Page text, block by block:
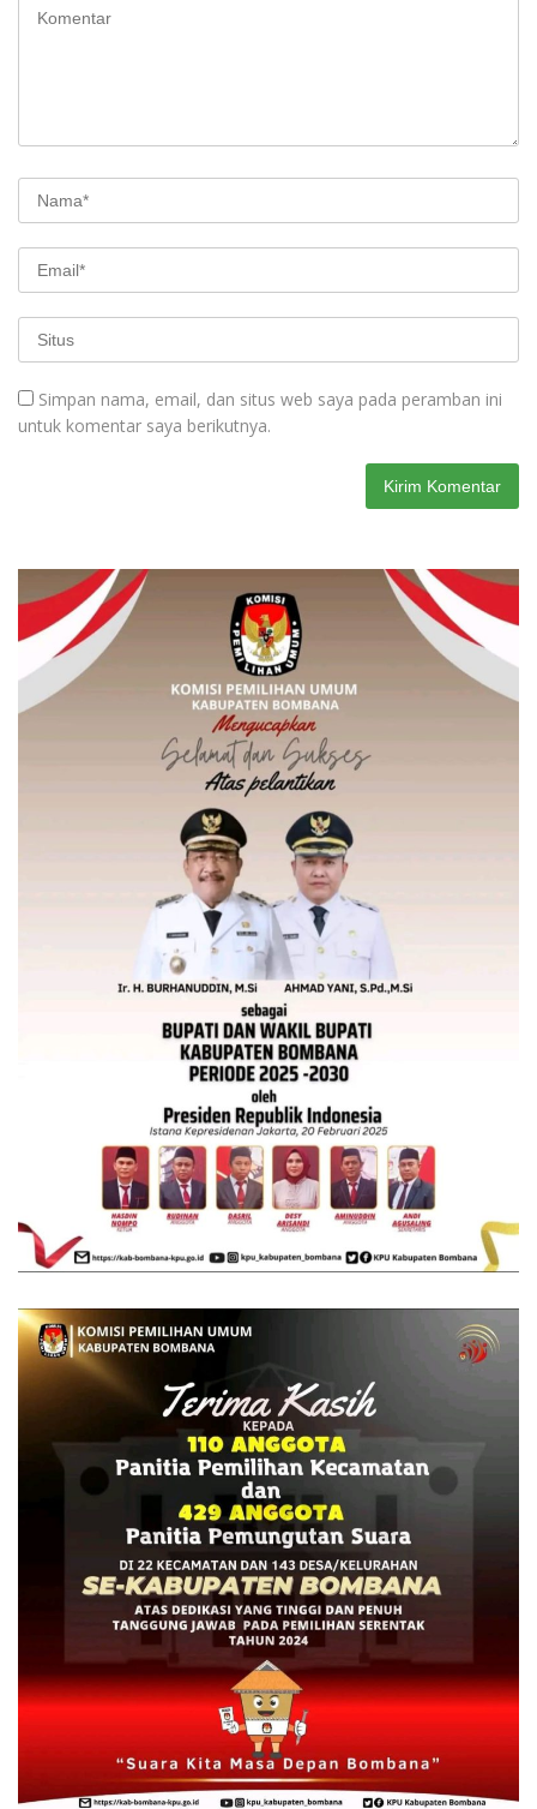
Simpan nama, email, dan situs web saya pada peramban ini
untuk komentar saya berikutnya.